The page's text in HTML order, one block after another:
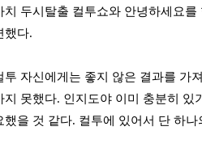
치 두시탈출 컬투쇼와 안녕하세요
했다.
투 자신에게는 좋지 않은 결과를 가
지 못했다. 인지도야 이미 충분히
했을 것 같다. 컬투에 있어서 단 하